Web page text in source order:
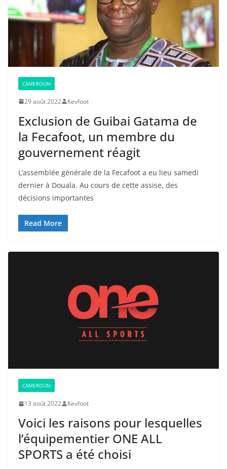
CAMEROUN
29 août 2022 Kevfoot
Exclusion de Guibai Gatama de
la Fecafoot, un membre du
gouvernement réagit
L’assemblée générale de la Fecafoot a eu lieu samedi
dernier à Douala. Au cours de cette assise, des
décisions importantes
Read More
CAMEROUN
13 août 2022 Kevfoot
Voici les raisons pour lesquelles
l’équipementier ONE ALL
SPORTS a été choisi